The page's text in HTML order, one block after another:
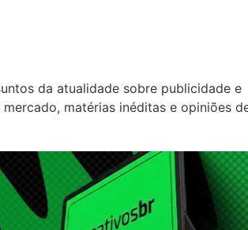
da atualidade sobre publicidade e
matérias inéditas e opiniões